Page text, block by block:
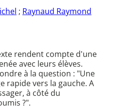
; Raynaud Raymond
rendent compte d'une
avec leurs élèves.
à la question : "Une
rapide vers la gauche. A
à côté du
?".